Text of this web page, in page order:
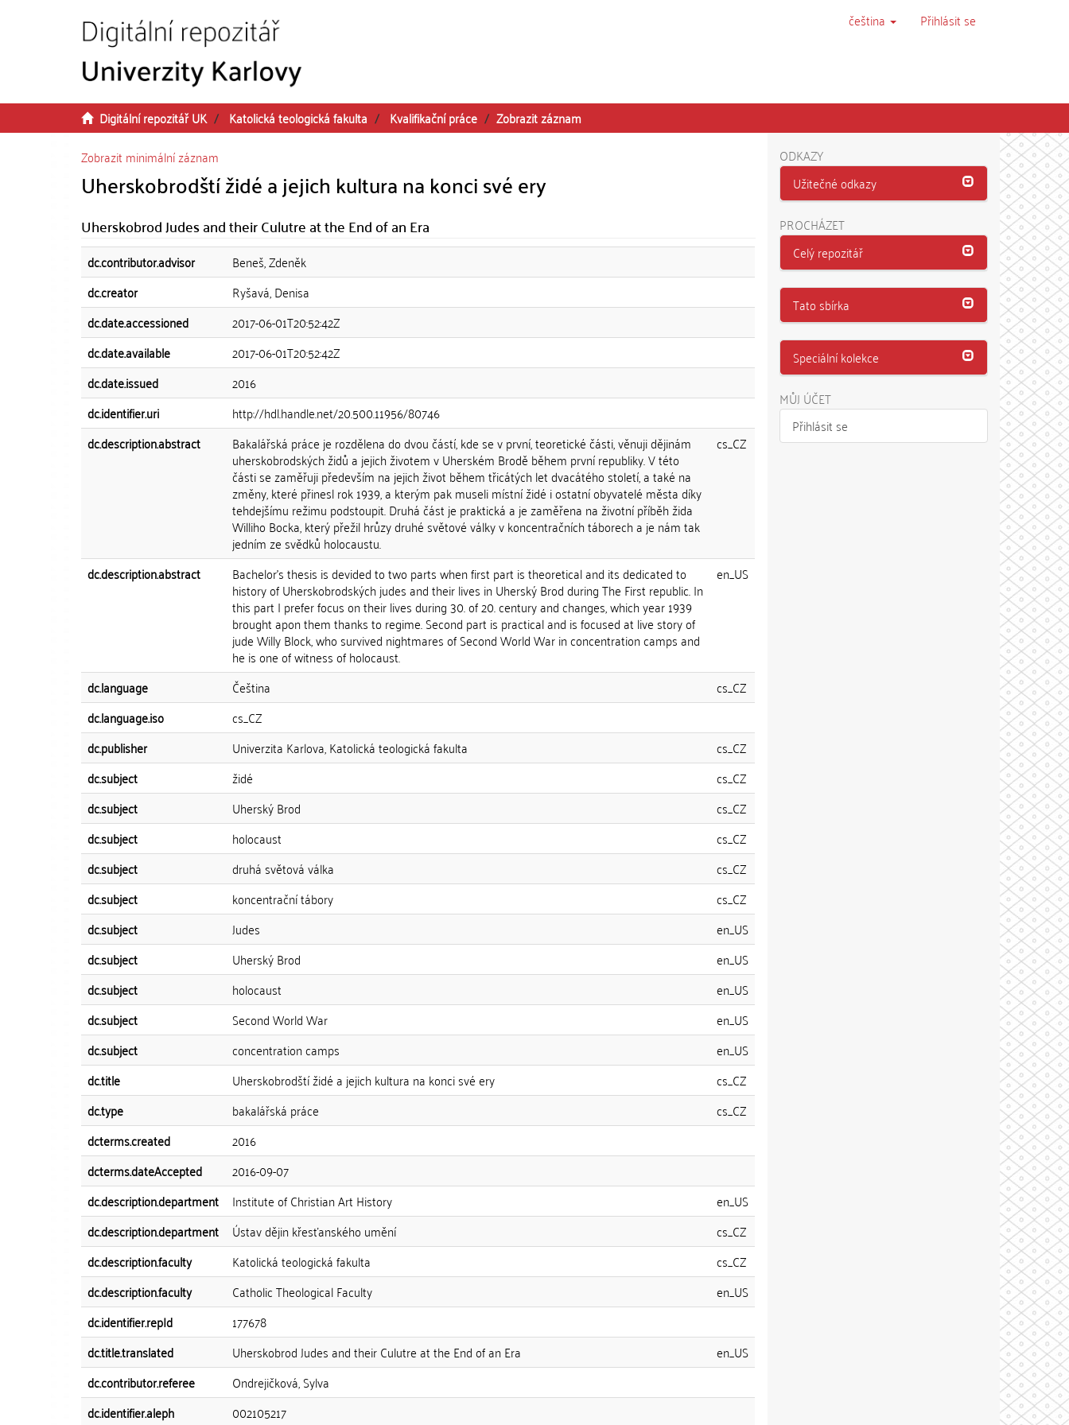
čeština Přihlásit se
Digitální repozitář UK Katolická teologická fakulta Kvalifikační práce
Zobrazit záznam
Zobrazit minimální záznam
Uherskobrodští židé a jejich kultura na konci své ery
Uherskobrod Judes and their Culutre at the End of an Era
dc.contributor.advisor
Beneš, Zdeněk
dc.creator
Ryšavá, Denisa
dc.date.accessioned
2017-06-01T20:52:42Z
dc.date.available
2017-06-01T20:52:42Z
dc.date.issued
2016
dc.identifier.uri
http://hdl.handle.net/20.500.11956/80746
dc.description.abstract
Bakalářská práce je rozdělena do dvou částí, kde se v první, teoretické části, věnuji dějinám
uherskobrodských židů a jejich životem v Uherském Brodě během první republiky. V této
části se zaměřuji především na jejich život během třicátých let dvacátého století, a také na
změny, které přinesl rok 1939, a kterým pak museli místní židé i ostatní obyvatelé města díky
tehdejšímu režimu podstoupit. Druhá část je praktická a je zaměřena na životní příběh žida
Williho Bocka, který přežil hrůzy druhé světové války v koncentračních táborech a je nám tak
jedním ze svědků holocaustu.
cs_CZ
dc.description.abstract Bachelor's thesis is devided to two parts when first part is theoretical and its dedicated to
history of Uherskobrodských judes and their lives in Uherský Brod during The First republic. In
this part I prefer focus on their lives during 30. of 20. century and changes, which year 1939
brought apon them thanks to regime. Second part is practical and is focused at live story of
jude Willy Block, who survived nightmares of Second World War in concentration camps and
he is one of witness of holocaust.
en_US
dc.language Čeština
cs_CZ
dc.language.iso
cs_CZ
dc.publisher
Univerzita Karlova, Katolická teologická fakulta
cs_CZ
dc.subject
židé
cs_CZ
dc.subject
Uherský Brod
cs_CZ
dc.subject
holocaust
cs_CZ
dc.subject
druhá světová válka
cs_CZ
dc.subject
koncentrační tábory
cs_CZ
dc.subject
Judes
en_US
dc.subject
Uherský Brod
en_US
dc.subject
holocaust
en_US
dc.subject
Second World War
en_US
dc.subject
concentration camps
en_US
dc.title
Uherskobrodští židé a jejich kultura na konci své ery
cs_CZ
dc.type
bakalářská práce
cs_CZ
dcterms.created
2016
dcterms.dateAccepted
2016-09-07
dc.description.department
Institute of Christian Art History
en_US
dc.description.department
Ústav dějin křesťanského umění
cs_CZ
dc.description.faculty
Katolická teologická fakulta
cs_CZ
dc.description.faculty
Catholic Theological Faculty
en_US
dc.identifier.repId
177678
dc.title.translated
Uherskobrod Judes and their Culutre at the End of an Era
en_US
dc.contributor.referee
Ondrejičková, Sylva
dc.identifier.aleph
002105217
ODKAZY
Užitečné odkazy
PROCHÁZET
Celý repozitář
Tato sbírka
Speciální kolekce
MŮJ ÚČET
Přihlásit se